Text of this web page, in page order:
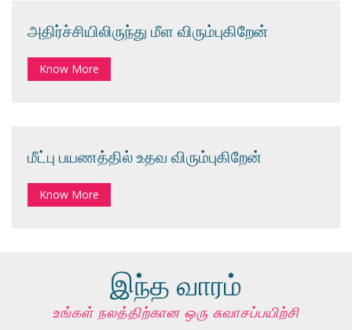
அதிர்ச்சியிலிருந்து மீள விரும்புகிறேன்
Know More
மீட்பு பயணத்தில் உதவ விரும்புகிறேன்
Know More
இந்த வாரம்
உங்கள் நலத்திற்கான ஒரு சுவாசப்பயிற்சி